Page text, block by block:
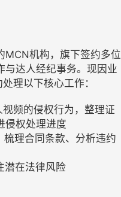
MCN机构，旗下签约多位
与达人经纪事务。现因业
理以下核心工作：
频的侵权行为，整理证
侵权处理进度
理合同条款、分析违约
潜在法律风险